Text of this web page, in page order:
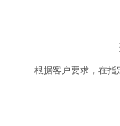
根据客户要求，在